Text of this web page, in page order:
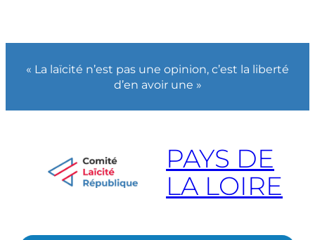
« La laïcité n’est pas une opinion, c’est la liberté
d’en avoir une »
PAYS DE
LA LOIRE